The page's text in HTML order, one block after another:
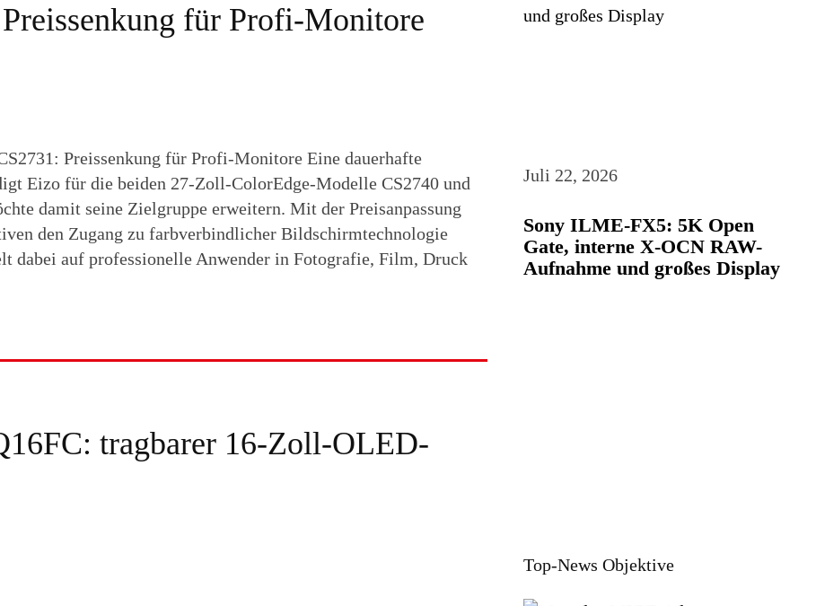
für Profi-Monitore
Preissenkung für Profi-Monitore Eine dauerhafte
Eizo für die beiden 27-Zoll-ColorEdge-Modelle CS2740 und
damit seine Zielgruppe erweitern. Mit der Preisanpassung
den Zugang zu farbverbindlicher Bildschirmtechnologie
dabei auf professionelle Anwender in Fotografie, Film, Druck
tragbarer 16-Zoll-OLED-
Juli 22, 2026
Sony ILME-FX5: 5K Open
Gate, interne X-OCN RAW-
Aufnahme und großes Display
Top-News Objektive